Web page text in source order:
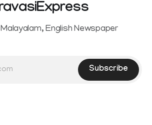
English Newspaper
Subscribe